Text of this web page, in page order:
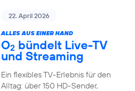
22. April 2026
ALLES AUS EINER HAND
O2 bündelt Live-TV
und Streaming
Ein flexibles TV-Erlebnis für den
Alltag: über 150 HD-Sender,